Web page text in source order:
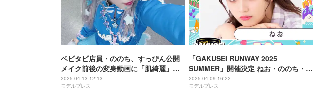
ベビタピ店員・ののち、すっぴん公開
メイク前後の変身動画に「肌綺麗」
「可愛すぎる」と反響
2025.04.13 12:13
モデルプレス
「GAKUSEI RUNWAY 2025
SUMMER」開催決定 ねお・ののち・フ
ォーエイト48ら出演者解禁
2025.04.09 16:22
モデルプレス